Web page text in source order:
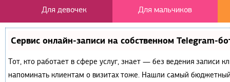
Для девочек Для мальчиков
Сервис онлайн-записи на собственном Telegram-
Тот, кто работает в сфере услуг, знает — без ведения записи
напоминать клиентам о визитах тоже. Нашли самый